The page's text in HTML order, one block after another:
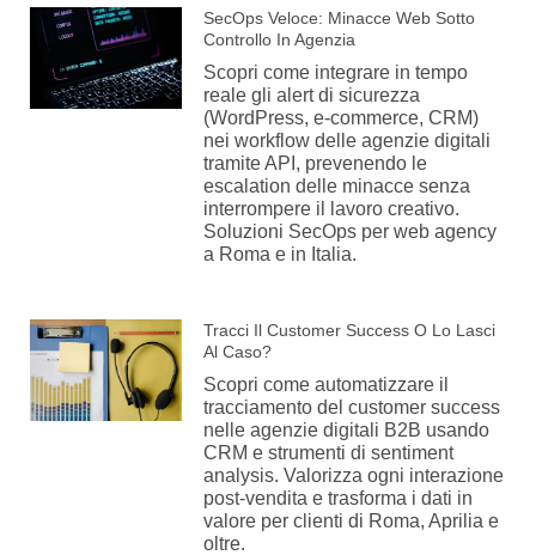
SecOps Veloce: Minacce Web Sotto
Controllo In Agenzia
Scopri come integrare in tempo
reale gli alert di sicurezza
(WordPress, e-commerce, CRM)
nei workflow delle agenzie digitali
tramite API, prevenendo le
escalation delle minacce senza
interrompere il lavoro creativo.
Soluzioni SecOps per web agency
a Roma e in Italia.
Tracci Il Customer Success O Lo Lasci
Al Caso?
Scopri come automatizzare il
tracciamento del customer success
nelle agenzie digitali B2B usando
CRM e strumenti di sentiment
analysis. Valorizza ogni interazione
post-vendita e trasforma i dati in
valore per clienti di Roma, Aprilia e
oltre.